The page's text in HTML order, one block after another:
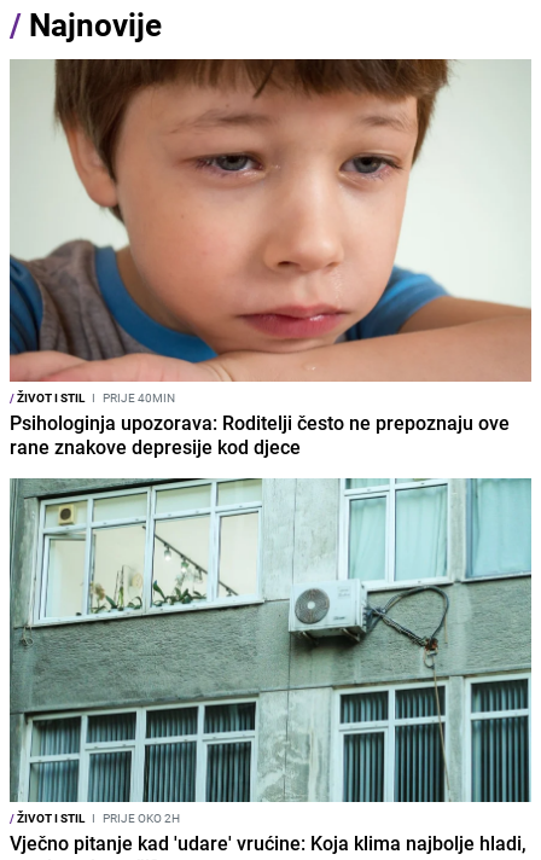
/ Najnovije
/ŽIVOT I STIL I PRIJE 40MIN
Psihologinja upozorava: Roditelji često ne prepoznaju ove
rane znakove depresije kod djece
/ŽIVOT I STIL I PRIJE OKO 2H
Vječno pitanje kad 'udare' vrućine: Koja klima najbolje hladi,